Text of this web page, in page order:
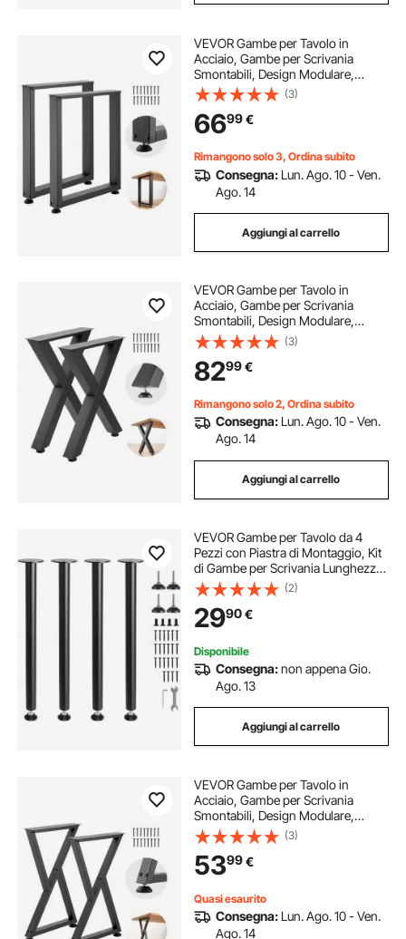
VEVOR Gambe per Tavolo in
Acciaio, Gambe per Scrivania
Smontabili, Design Modulare,
Struttura Quadrata Stabile, Facile da
Montare, Carico Max. 1000 kg, per
Tavoli da Caffè, 75 x 60 cm, 2 Pezzi,
Nero
(3)
6699€
Rimangono solo 3, Ordina subito
Consegna: Lun. Ago. 10 - Ven.
Ago. 14
Aggiungi al carrello
VEVOR Gambe per Tavolo in
Acciaio, Gambe per Scrivania
Smontabili, Design Modulare,
Struttura a X, Montaggio Semplice,
Carico Max. 1000 kg, per Tavoli da
Bar e da Lavoro, 75 x 60 cm, 2
Pezzi, Nero
(3)
8299€
Rimangono solo 2, Ordina subito
Consegna: Lun. Ago. 10 - Ven.
Ago. 14
Aggiungi al carrello
VEVOR Gambe per Tavolo da 4
Pezzi con Piastra di Montaggio, Kit
di Gambe per Scrivania Lunghezza
711,2mm in Acciaio Capacità Carico
max. 544kg, Set di Gambe
Regolabili per Mobili Tavolo Casa
Ufficio
(2)
2990€
Disponibile
Consegna:non appena Gio.
Ago. 13
Aggiungi al carrello
VEVOR Gambe per Tavolo in
Acciaio, Gambe per Scrivania
Smontabili, Design Modulare,
Struttura a Z, Montaggio Semplice,
Carico Max.1000 kg, per Tavoli da
Caffè e da Bar, 74 x 47,2 cm, 2
Pezzi, Nero
(3)
5399€
Quasi esaurito
Consegna: Lun. Ago. 10 - Ven.
Ago. 14